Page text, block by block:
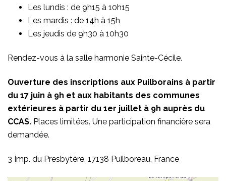
Les lundis : de 9h15 à 10h15
Les mardis : de 14h à 15h
Les jeudis de 9h30 à 10h30
Rendez-vous à la salle harmonie Sainte-Cécile.
Ouverture des inscriptions aux Puilborains à partir
du 17 juin à 9h et aux habitants des communes
extérieures à partir du 1er juillet à 9h auprès du
CCAS. Places limitées. Une participation financière sera
demandée.
3 Imp. du Presbytère, 17138 Puilboreau, France